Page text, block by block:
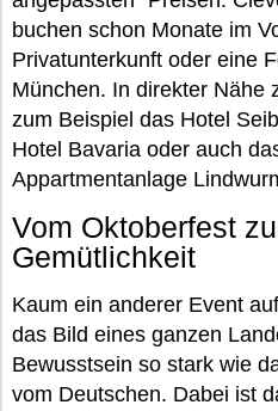
buchen schon Monate im
Privatunterkunft oder eine
München. In direkter Nähe
zum Beispiel das Hotel
Hotel Bavaria oder auch
Appartmentanlage
Vom Oktoberfest
Gemütlichkeit
Kaum ein anderer Event
das Bild eines ganzen
Bewusstsein so stark wie
vom Deutschen. Dabei ist